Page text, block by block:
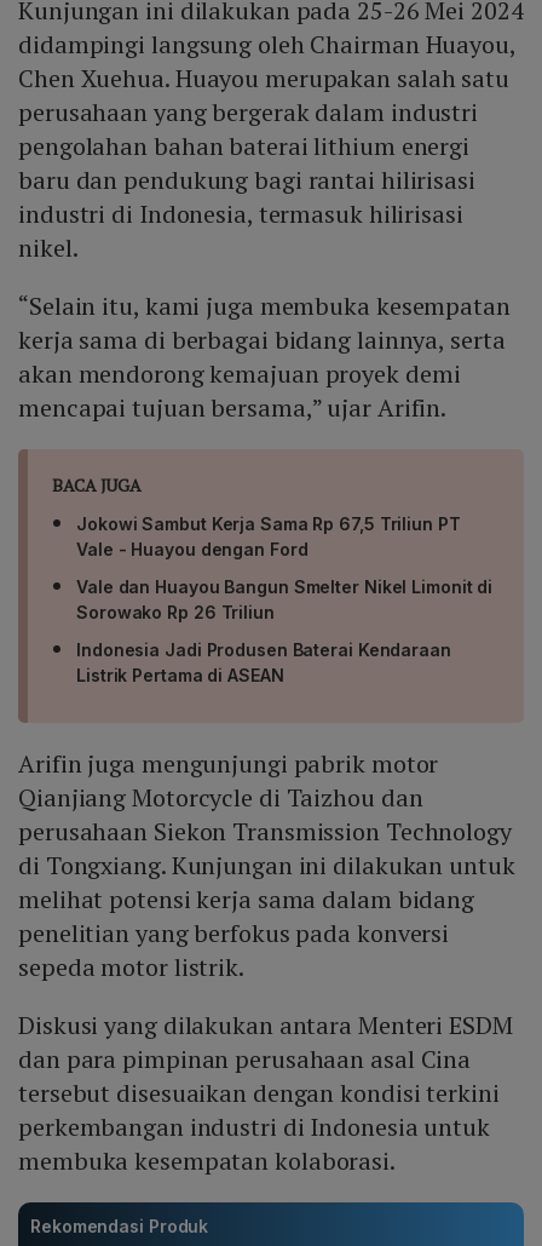
Kunjungan ini dilakukan pada 25-26 Mei 2024
didampingi langsung oleh Chairman Huayou,
Chen Xuehua. Huayou merupakan salah satu
perusahaan yang bergerak dalam industri
pengolahan bahan baterai lithium energi
baru dan pendukung bagi rantai hilirisasi
industri di Indonesia, termasuk hilirisasi
nikel.
“Selain itu, kami juga membuka kesempatan
kerja sama di berbagai bidang lainnya, serta
akan mendorong kemajuan proyek demi
mencapai tujuan bersama,” ujar Arifin.
BACA JUGA
Jokowi Sambut Kerja Sama Rp 67,5 Triliun PT
Vale - Huayou dengan Ford
Vale dan Huayou Bangun Smelter Nikel Limonit di
Sorowako Rp 26 Triliun
Indonesia Jadi Produsen Baterai Kendaraan
Listrik Pertama di ASEAN
Arifin juga mengunjungi pabrik motor
Qianjiang Motorcycle di Taizhou dan
perusahaan Siekon Transmission Technology
di Tongxiang. Kunjungan ini dilakukan untuk
melihat potensi kerja sama dalam bidang
penelitian yang berfokus pada konversi
sepeda motor listrik.
Diskusi yang dilakukan antara Menteri ESDM
dan para pimpinan perusahaan asal Cina
tersebut disesuaikan dengan kondisi terkini
perkembangan industri di Indonesia untuk
membuka kesempatan kolaborasi.
Rekomendasi Produk